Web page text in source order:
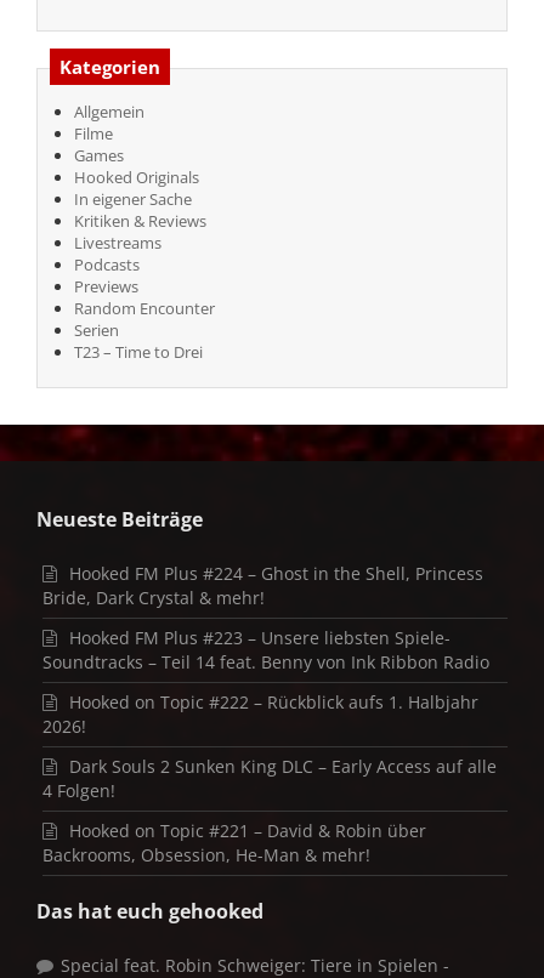
Kategorien
Allgemein
Filme
Games
Hooked Originals
In eigener Sache
Kritiken & Reviews
Livestreams
Podcasts
Previews
Random Encounter
Serien
T23 – Time to Drei
Neueste Beiträge
Hooked FM Plus #224 – Ghost in the Shell, Princess
Bride, Dark Crystal & mehr!
Hooked FM Plus #223 – Unsere liebsten Spiele-
Soundtracks – Teil 14 feat. Benny von Ink Ribbon Radio
Hooked on Topic #222 – Rückblick aufs 1. Halbjahr
2026!
Dark Souls 2 Sunken King DLC – Early Access auf alle
4 Folgen!
Hooked on Topic #221 – David & Robin über
Backrooms, Obsession, He-Man & mehr!
Das hat euch gehooked
Special feat. Robin Schweiger: Tiere in Spielen -